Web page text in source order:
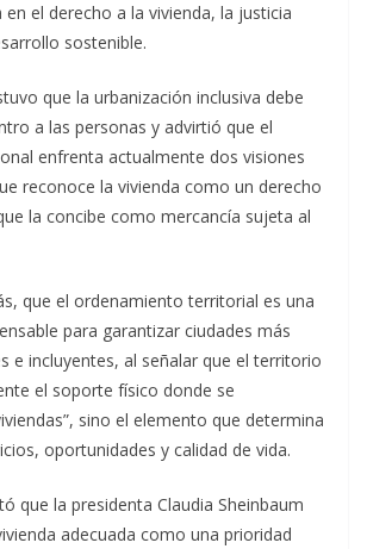
el derecho a la vivienda, la justicia
sostenible.
que la urbanización inclusiva debe
a las personas y advirtió que el
enfrenta actualmente dos visiones
reconoce la vivienda como un derecho
la concibe como mercancía sujeta al
que el ordenamiento territorial es una
para garantizar ciudades más
e incluyentes, al señalar que el territorio
el soporte físico donde se
sino el elemento que determina
oportunidades y calidad de vida.
que la presidenta Claudia Sheinbaum
adecuada como una prioridad